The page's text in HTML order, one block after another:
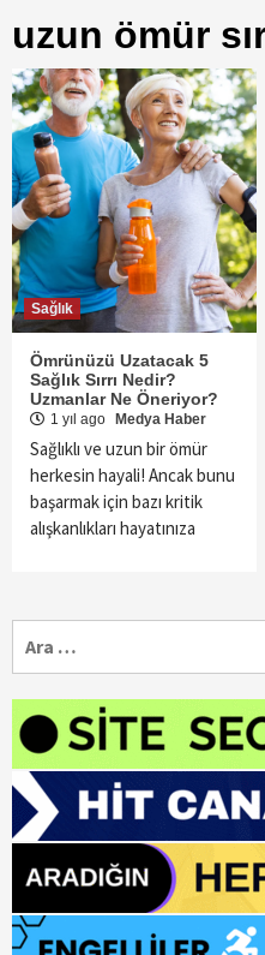
uzun ömür
Sağlık
Ömrünüzü Uzatacak 5
Sağlık Sırrı Nedir?
Uzmanlar Ne Öneriyor?
1 yıl ago Medya Haber
Sağlıklı ve uzun bir ömür
herkesin hayali! Ancak bunu
başarmak için bazı kritik
alışkanlıkları hayatınıza